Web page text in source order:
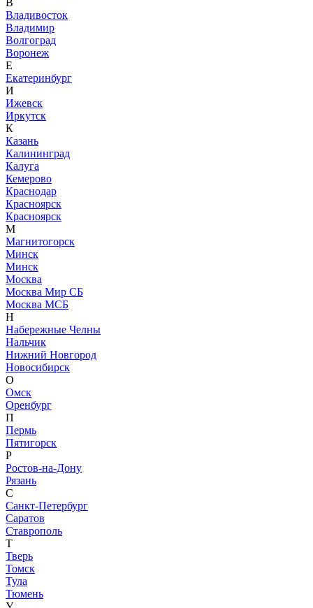
Владивосток
Владимир
Волгоград
Воронеж
Е
Екатеринбург
И
Ижевск
Иркутск
К
Казань
Калининград
Калуга
Кемерово
Краснодар
Красноярск
Красноярск
М
Магнитогорск
Минск
Минск
Москва
Москва Мир СБ
Москва МСБ
Н
Набережные Челны
Нальчик
Нижний Новгород
Новосибирск
О
Омск
Оренбург
П
Пермь
Пятигорск
Р
Ростов-на-Дону
Рязань
С
Санкт-Петербург
Саратов
Ставрополь
Т
Тверь
Томск
Тула
Тюмень